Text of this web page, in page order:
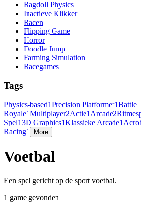
Ragdoll Physics
Inactieve Klikker
Racen
Flipping Game
Horror
Doodle Jump
Farming Simulation
Racegames
Tags
Physics-based1Precision Platformer1Battle
Royale1Multiplayer2Actie1 Arcade2
Spel13D Graphics1Klassieke Arcade1
Racing1 More
Voetbal
Een spel gericht op de sport voetbal.
1 game gevonden